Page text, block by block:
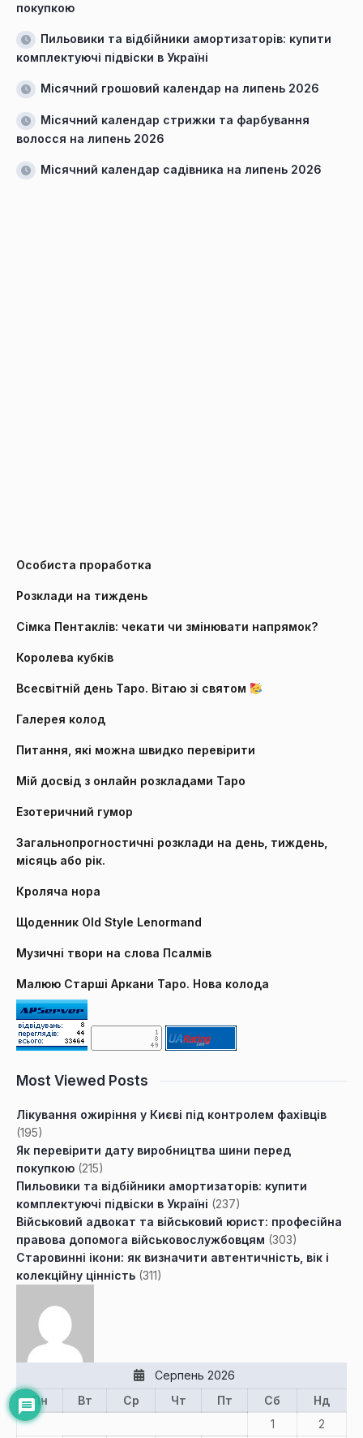
покупкою
Пильовики та відбійники амортизаторів: купити
комплектуючі підвіски в Україні
Місячний грошовий календар на липень 2026
Місячний календар стрижки та фарбування
волосся на липень 2026
Місячний календар садівника на липень 2026
Особиста проработка
Розклади на тиждень
Сімка Пентаклів: чекати чи змінювати напрямок?
Королева кубків
Всесвітній день Таро. Вітаю зі святом
Галерея колод
Питання, які можна швидко перевірити
Мій досвід з онлайн розкладами Таро
Езотеричний гумор
Загальнопрогностичні розклади на день, тиждень,
місяць або рік.
Кроляча нора
Щоденник Old Style Lenormand
Музичні твори на слова Псалмів
Малюю Старші Аркани Таро. Нова колода
Most Viewed Posts
Лікування ожиріння у Києві під контролем фахівців
(195)
Як перевірити дату виробництва шини перед
покупкою (215)
Пильовики та відбійники амортизаторів: купити
комплектуючі підвіски в Україні (237)
Військовий адвокат та військовий юрист: професійна
правова допомога військовослужбовцям (303)
Старовинні ікони: як визначити автентичність, вік і
колекційну цінність (311)
Серпень 2026
Пн
Вт Ср Чт Пт Сб
Нд
1
2